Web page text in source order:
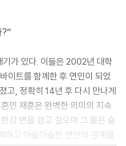
?”
가 있다. 이들은 2002년 대학
이트를 함께한 후 연인이 되었
고, 정확히 14년 후 다시 만나게
인 재훈은 완벽한 의미의 지속
강 변을 걷고 걸으며 그 둘은 숱
하고 아슬아슬한 연인의 관계를